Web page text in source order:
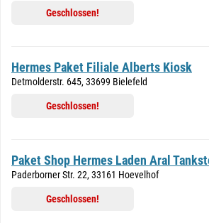
Geschlossen!
Hermes Paket Filiale Alberts Kiosk
Detmolderstr. 645, 33699 Bielefeld
Geschlossen!
Paket Shop Hermes Laden Aral
Paderborner Str. 22, 33161 Hoevelhof
Geschlossen!